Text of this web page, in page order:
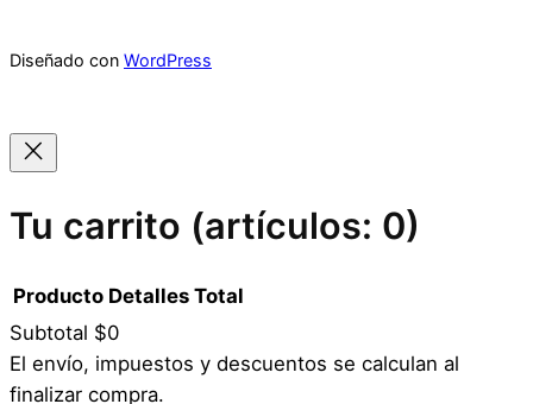
Diseñado con WordPress
Tu carrito (artículos: 0)
Productos
Producto Detalles Total
Subtotal $0
El envío, impuestos y descuentos se calculan al
finalizar compra.